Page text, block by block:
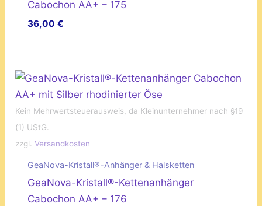
Cabochon AA+ – 175
36,00 €
Kein Mehrwertsteuerausweis, da Kleinunternehmer nach §19
(1) UStG.
zzgl.Versandkosten
GeaNova-Kristall®-Anhänger & Halsketten
GeaNova-Kristall®-Kettenanhänger
Cabochon AA+ – 176